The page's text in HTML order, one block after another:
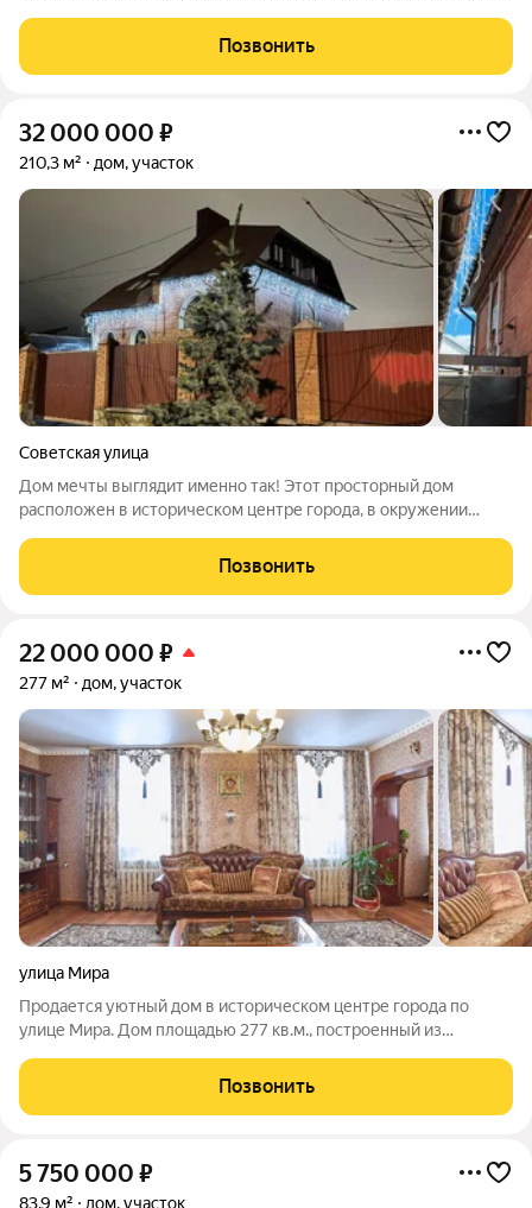
расположить баньку, беседку, теплицу для уютных семейных
вечеров. Таунхаус
Позвонить
32 000 000 ₽
210,3 м² дом, участок
Советская улица
Дом мечты выглядит именно так! Этот просторный дом
расположен в историческом центре города, в окружении
построен по индивидуальному проекту с продуманной
планировкой и высоким качеством исполнения.
Позвонить
22 000 000 ₽
277 м² дом, участок
улица Мира
Продается уютный дом в историческом центре города по
улице Мира. Дом площадью 277 кв.м., построенный из
насаждениями. Идеально подойдет для тех, кто ценит комфорт
и историю одновременно. Дом обладает
Позвонить
5 750 000 ₽
83,9 м² дом, участок